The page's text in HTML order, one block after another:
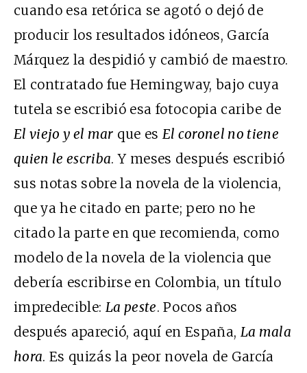
cuando esa retórica se agotó o dejó de
producir los resultados idóneos, García
Márquez la despidió y cambió de maestro.
El contratado fue Hemingway, bajo cuya
tutela se escribió esa fotocopia caribe de
El viejo y el mar que es El coronel no tiene
quien le escriba. Y meses después escribió
sus notas sobre la novela de la violencia,
que ya he citado en parte; pero no he
citado la parte en que recomienda, como
modelo de la novela de la violencia que
debería escribirse en Colombia, un título
impredecible: La peste. Pocos años
después apareció, aquí en España, La mala
hora. Es quizás la peor novela de García